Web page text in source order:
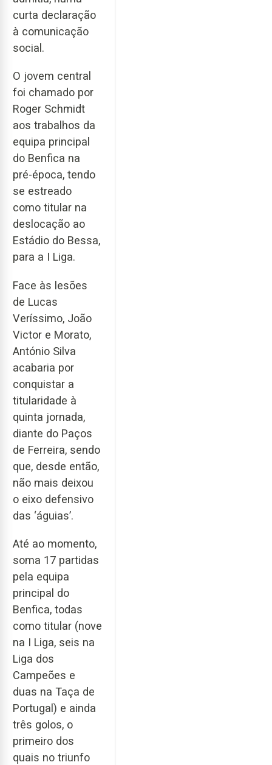
curta declaração
à comunicação
social.
O jovem central
foi chamado por
Roger Schmidt
aos trabalhos da
equipa principal
do Benfica na
pré-época, tendo
se estreado
como titular na
deslocação ao
Estádio do Bessa,
para a I Liga.
Face às lesões
de Lucas
Veríssimo, João
Victor e Morato,
António Silva
acabaria por
conquistar a
titularidade à
quinta jornada,
diante do Paços
de Ferreira, sendo
que, desde então,
não mais deixou
o eixo defensivo
das ‘águias’.
Até ao momento,
soma 17 partidas
pela equipa
principal do
Benfica, todas
como titular (nove
na I Liga, seis na
Liga dos
Campeões e
duas na Taça de
Portugal) e ainda
três golos, o
primeiro dos
quais no triunfo